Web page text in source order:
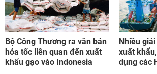
Bộ Công Thương ra văn bản
hỏa tốc liên quan đến xuất
khẩu gạo vào Indonesia
Nhiều
xuất
dụng các